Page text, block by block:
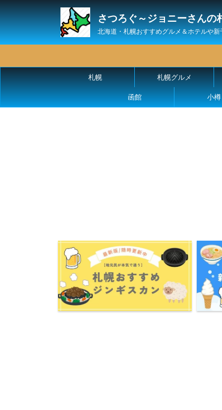
さつろぐ～ジョニーさんの
北海道・札幌おすすめグルメ＆ホテルや
札幌 札幌グルメ
函館 小樽